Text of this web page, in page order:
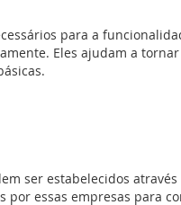
quadros de 1 porta/2
Atenuação CEM 20
(80 µ). Dobradiças e
dos equipamentos a
na face inferior salvo
jogo de carris ref. 0 367
para a
Eles ajudam a
ser estabelecidos
por essas empresas para